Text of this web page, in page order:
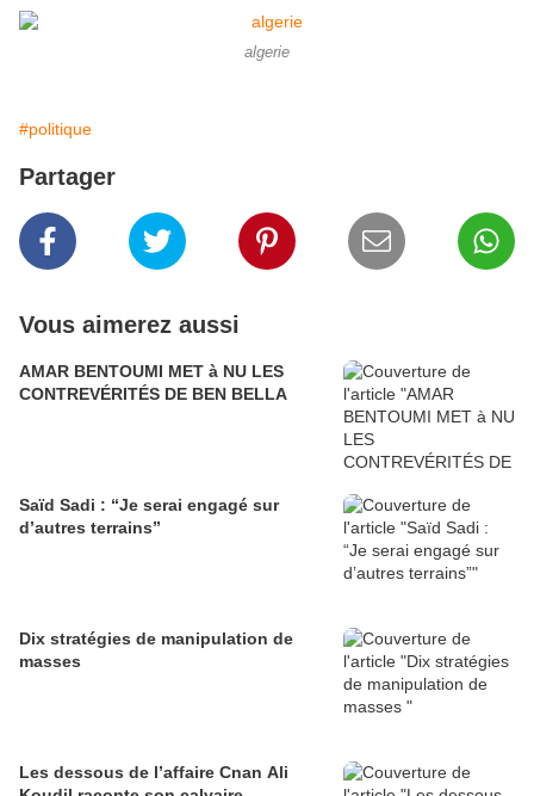
algerie
#politique
Partager
Vous aimerez aussi
AMAR BENTOUMI MET à NU LES
CONTREVÉRITÉS DE BEN BELLA
Saïd Sadi : “Je serai engagé sur
d’autres terrains”
Dix stratégies de manipulation de
masses
Les dessous de l’affaire Cnan Ali